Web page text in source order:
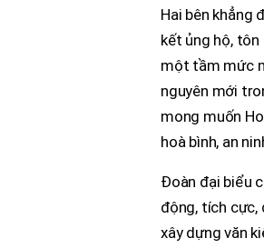
Hai bên khẳng
kết ủng hộ,
một tầm mức
nguyên mới
mong muốn
hoà bình, an
Đoàn đại biểu
động, tích cực,
xây dựng văn